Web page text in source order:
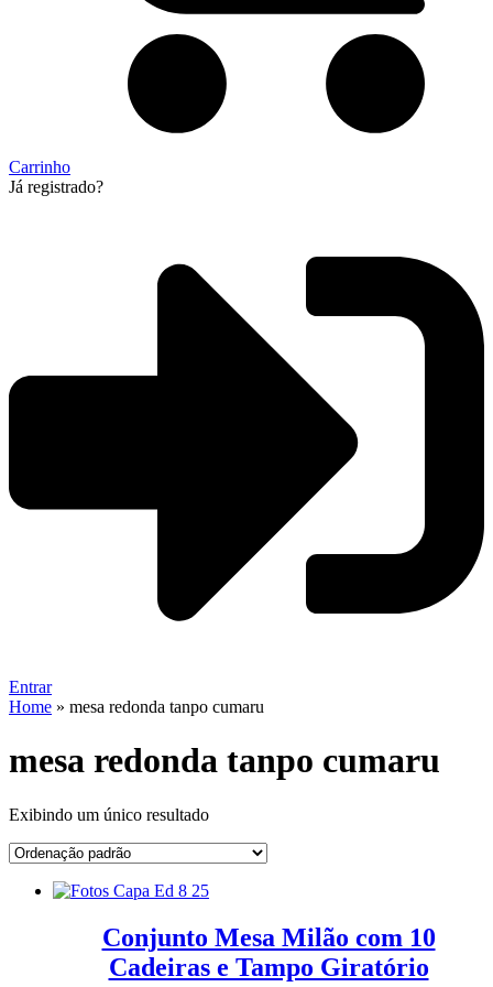
Carrinho
Já registrado?
Entrar
Home » mesa redonda tanpo cumaru
mesa redonda tanpo cumaru
Exibindo um único resultado
Conjunto Mesa Milão com 10
Cadeiras e Tampo Giratório